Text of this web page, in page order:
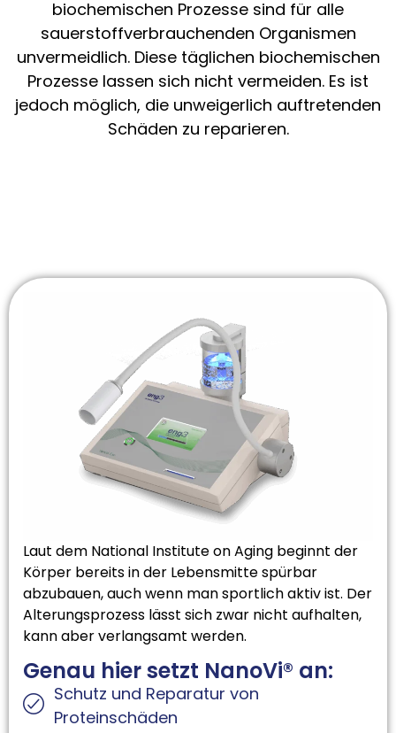
biochemischen Prozesse sind für alle
sauerstoffverbrauchenden Organismen
unvermeidlich. Diese täglichen biochemischen
Prozesse lassen sich nicht vermeiden. Es ist
jedoch möglich, die unweigerlich auftretenden
Schäden zu reparieren.
Laut dem National Institute on Aging beginnt der
Körper bereits in der Lebensmitte spürbar
abzubauen, auch wenn man sportlich aktiv ist. Der
Alterungsprozess lässt sich zwar nicht aufhalten,
kann aber verlangsamt werden.
Genau hier setzt NanoVi® an:
Schutz und Reparatur von
Proteinschäden